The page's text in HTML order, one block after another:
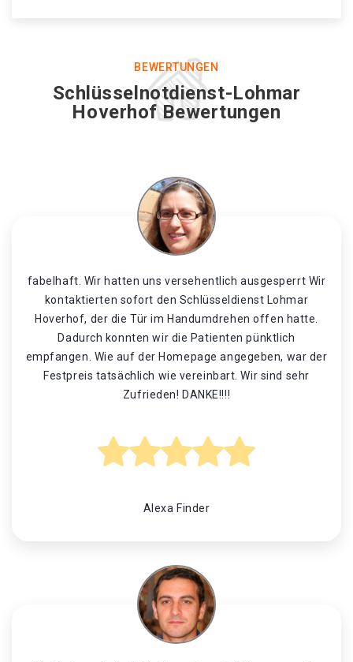
BEWERTUNGEN
Schlüsselnotdienst-Lohmar
Hoverhof Bewertungen
fabelhaft. Wir hatten uns versehentlich ausgesperrt Wir
kontaktierten sofort den Schlüsseldienst Lohmar
Hoverhof, der die Tür im Handumdrehen offen hatte.
Dadurch konnten wir die Patienten pünktlich
empfangen. Wie auf der Homepage angegeben, war der
Festpreis tatsächlich wie vereinbart. Wir sind sehr
Zufrieden! DANKE!!!!
Alexa Finder